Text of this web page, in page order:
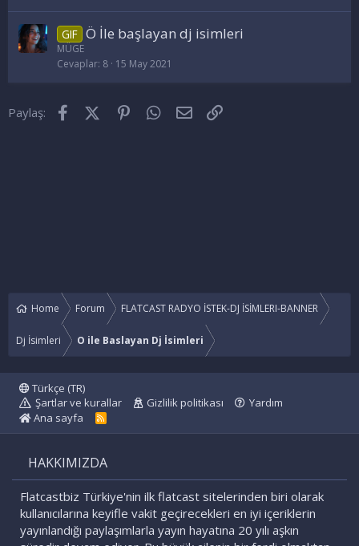
GIF Ö İle başlayan dj isimleri
MÜGE
Cevaplar 8 15 May 2021
Paylaş: FacebookX (Twitter)PinterestWhatsApp
E-posta
Home Forum FLATCAST RADYO İSTEK-DJ İSİMLERI-BANNER
Dj İsimleri O ile Baslayan Dj İsimleri
Türkçe (TR)
Şartlar ve kurallar
Gizlilik politikası
Yardım
Ana sayfa
R
HAKKIMIZDA
Flatcastbiz Türkiye'nin ilk flatcast sitelerinden biri olarak
kullanıcılarına keyifle vakit geçirecekleri en iyi içeriklerin
yayınlandığı paylaşımlarla yayın hayatına 20 yılı aşkın